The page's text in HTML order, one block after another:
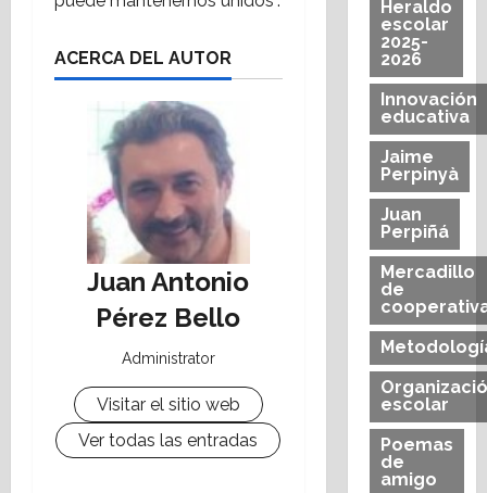
ACERCA DEL AUTOR
Juan Antonio
Pérez Bello
Administrator
Visitar el sitio web
Ver todas las entradas
Heraldo
escolar
2025-
2026
Innovación
educativa
Jaime
Perpinyà
Juan
Perpiñá
Mercadillo
de
escolar
Poemas
de
amigo